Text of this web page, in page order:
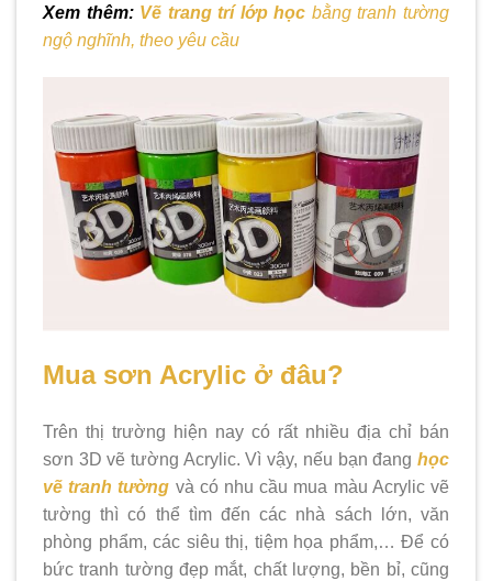
Xem thêm: Vẽ trang trí lớp học bằng tranh tường
ngộ nghĩnh, theo yêu cầu
Mua sơn Acrylic ở đâu?
Trên thị trường hiện nay có rất nhiều địa chỉ bán
sơn 3D vẽ tường Acrylic. Vì vậy, nếu bạn đang học
vẽ tranh tường và có nhu cầu mua màu Acrylic vẽ
tường thì có thể tìm đến các nhà sách lớn, văn
phòng phẩm, các siêu thị, tiệm họa phẩm,… Để có
bức tranh tường đẹp mắt, chất lượng, bền bỉ, cũng